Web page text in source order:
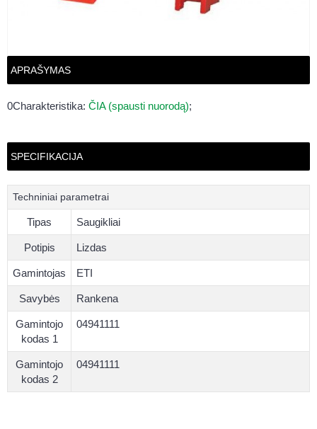
APRAŠYMAS
0Charakteristika: ČIA (spausti nuorodą);
SPECIFIKACIJA
Techniniai parametrai
Tipas Saugikliai
Potipis Lizdas
Gamintojas ETI
Savybės Rankena
Gamintojo
kodas 1
04941111
Gamintojo
kodas 2
04941111